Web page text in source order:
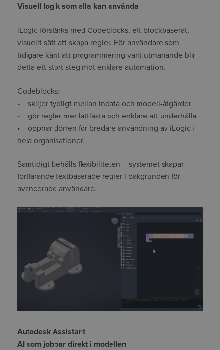
Visuell logik som alla kan använda
iLogic förstärks med Codeblocks, ett blockbaserat,
visuellt sätt att skapa regler. För användare som
tidigare känt att programmering varit utmanande blir
detta ett stort steg mot enklare automation.
Codeblocks:
• skiljer tydligt mellan indata och modell-åtgärder
• gör regler mer lättlästa och enklare att underhålla
• öppnar dörren för bredare användning av iLogic i
hela organisationer.
Samtidigt behålls flexibiliteten – systemet skapar
fortfarande textbaserade regler i bakgrunden för
avancerade användare.
Autodesk Assistant
AI som jobbar direkt i modellen